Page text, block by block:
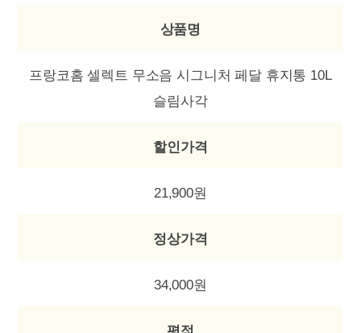
상품명
프랑코홈 셀렉트 무소음 시그니처 페달 휴지통 10L
슬림사각
할인가격
21,900원
정상가격
34,000원